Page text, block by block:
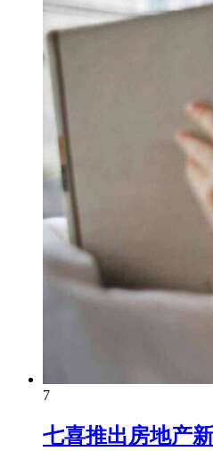
7
七喜推出房地产